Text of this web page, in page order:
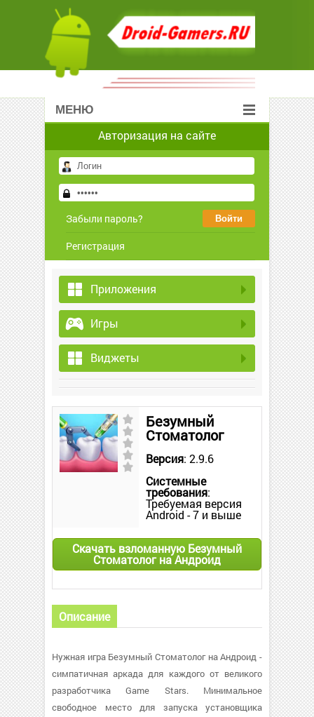
МЕНЮ
Авторизация на сайте
Забыли пароль?
Регистрация
Приложения
Игры
Виджеты
Безумный
Стоматолог
Версия: 2.9.6
Системные
требования:
Требуемая версия
Android - 7 и выше
Скачать взломанную Безумный
Стоматолог на Андроид
Описание
Нужная игра Безумный Стоматолог на Андроид -
симпатичная аркада для каждого от великого
разработчика Game Stars. Минимальное
свободное место для запуска установщика